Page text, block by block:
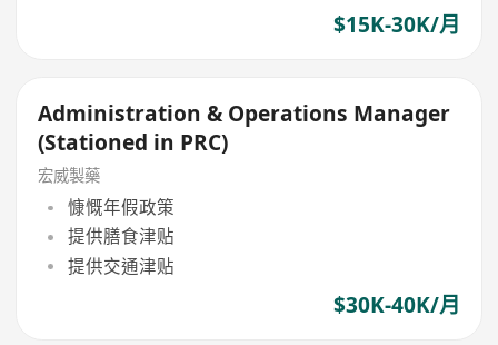
$15K-30K/月
Administration & Operations Manager
(Stationed in PRC)
宏威製藥
慷慨年假政策
提供膳食津贴
提供交通津贴
$30K-40K/月